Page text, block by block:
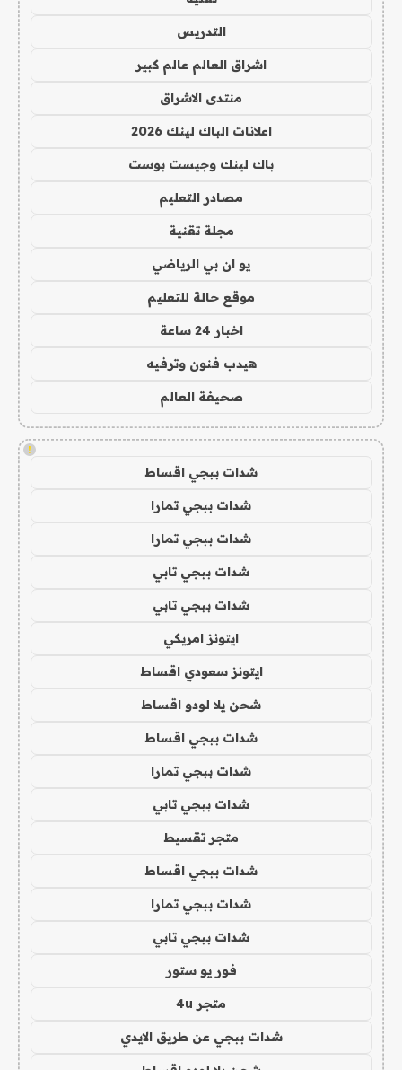
التدريس
اشراق العالم عالم كبير
منتدى الاشراق
اعلانات الباك لينك 2026
باك لينك وجيست بوست
مصادر التعليم
مجلة تقنية
يو ان بي الرياضي
موقع حالة للتعليم
اخبار 24 ساعة
هيدب فنون وترفيه
صحيفة العالم
!
شدات ببجي اقساط
شدات ببجي تمارا
شدات ببجي تمارا
شدات ببجي تابي
شدات ببجي تابي
ايتونز امريكي
ايتونز سعودي اقساط
شحن يلا لودو اقساط
شدات ببجي اقساط
شدات ببجي تمارا
شدات ببجي تابي
متجر تقسيط
شدات ببجي اقساط
شدات ببجي تمارا
شدات ببجي تابي
فور يو ستور
متجر 4u
شدات ببجي عن طريق الايدي